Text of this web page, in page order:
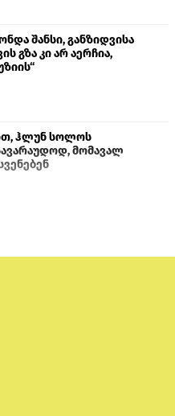
შანსი, განზიდვისა
გზა კი არ აერჩია,
ჰლუნ სოლოს
მომავალ